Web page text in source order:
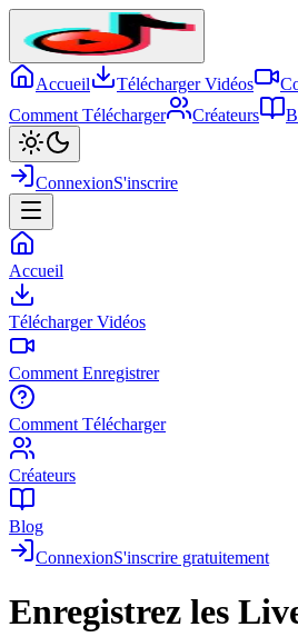
Accueil Télécharger Vidéos
Comment Télécharger
Créateurs
ConnexionS'inscrire
Accueil
Télécharger Vidéos
Comment Enregistrer
Comment Télécharger
Créateurs
Blog
ConnexionS'inscrire gratuitement
Enregistrez les